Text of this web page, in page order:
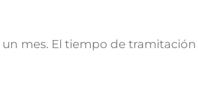
mes. El tiempo de